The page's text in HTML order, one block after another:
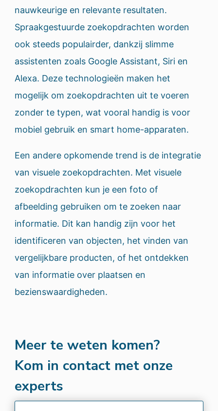
nauwkeurige en relevante resultaten.
Spraakgestuurde zoekopdrachten worden
ook steeds populairder, dankzij slimme
assistenten zoals Google Assistant, Siri en
Alexa. Deze technologieën maken het
mogelijk om zoekopdrachten uit te voeren
zonder te typen, wat vooral handig is voor
mobiel gebruik en smart home-apparaten.
Een andere opkomende trend is de integratie
van visuele zoekopdrachten. Met visuele
zoekopdrachten kun je een foto of
afbeelding gebruiken om te zoeken naar
informatie. Dit kan handig zijn voor het
identificeren van objecten, het vinden van
vergelijkbare producten, of het ontdekken
van informatie over plaatsen en
bezienswaardigheden.
Meer te weten komen?
Kom in contact met onze
experts